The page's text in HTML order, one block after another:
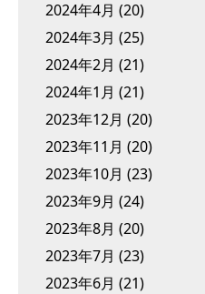
2024年4月 (20)
2024年3月 (25)
2024年2月 (21)
2024年1月 (21)
2023年12月 (20)
2023年11月 (20)
2023年10月 (23)
2023年9月 (24)
2023年8月 (20)
2023年7月 (23)
2023年6月 (21)